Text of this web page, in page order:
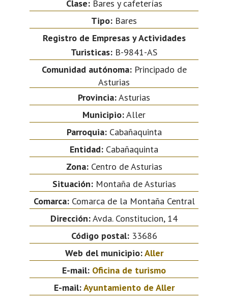
Clase:Bares y cafeterías
Tipo: Bares
Registro de Empresas y Actividades
Turisticas: B-9841-AS
Comunidad autónoma:Principado de
Asturias
Provincia:Asturias
Municipio:Aller
Parroquia:Cabañaquinta
Entidad: Cabañaquinta
Zona:Centro de Asturias
Situación:Montaña de Asturias
Comarca:Comarca de la Montaña Central
Dirección:Avda. Constitucion, 14
Código postal:33686
Web del municipio:Aller
E-mail: Oficina de turismo
E-mail:Ayuntamiento de Aller